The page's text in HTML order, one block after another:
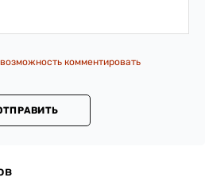
комментировать